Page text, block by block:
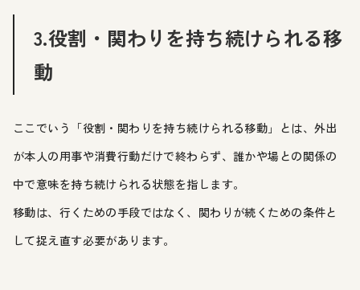
3.役割・関わりを持ち続けられる移
動
ここでいう「役割・関わりを持ち続けられる移動」とは、外出
が本人の用事や消費行動だけで終わらず、誰かや場との関係の
中で意味を持ち続けられる状態を指します。
移動は、行くための手段ではなく、関わりが続くための条件と
して捉え直す必要があります。